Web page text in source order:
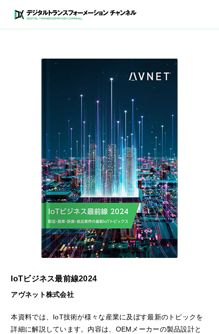
IoTビジネス最前線2024
アヴネット株式会社
本資料では、IoT技術が様々な産業に及ぼす最新のトピックを
詳細に解説しています。内容は、OEMメーカーの製品設計と